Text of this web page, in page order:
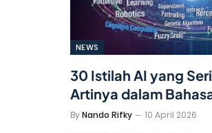
NEWS
30 Istilah AI yang
Artinya dalam
ByNando Rifky 10 April 2026